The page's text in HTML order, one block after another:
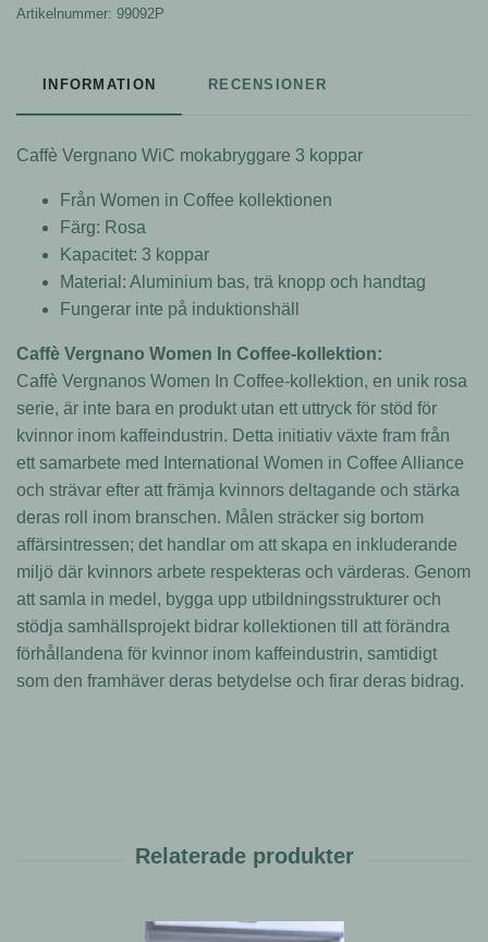
Artikelnummer: 99092P
INFORMATION RECENSIONER
Caffè Vergnano WiC mokabryggare 3 koppar
Från Women in Coffee kollektionen
Färg: Rosa
Kapacitet: 3 koppar
Material: Aluminium bas, trä knopp och handtag
Fungerar inte på induktionshäll
Caffè Vergnano Women In Coffee-kollektion:
Caffè Vergnanos Women In Coffee-kollektion, en unik rosa
serie, är inte bara en produkt utan ett uttryck för stöd för
kvinnor inom kaffeindustrin. Detta initiativ växte fram från
ett samarbete med International Women in Coffee Alliance
och strävar efter att främja kvinnors deltagande och stärka
deras roll inom branschen. Målen sträcker sig bortom
affärsintressen; det handlar om att skapa en inkluderande
miljö där kvinnors arbete respekteras och värderas. Genom
att samla in medel, bygga upp utbildningsstrukturer och
stödja samhällsprojekt bidrar kollektionen till att förändra
förhållandena för kvinnor inom kaffeindustrin, samtidigt
som den framhäver deras betydelse och firar deras bidrag.